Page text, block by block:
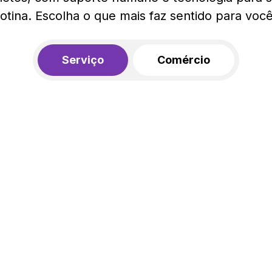
Escolha o que mais faz sentido para
Serviço Comércio